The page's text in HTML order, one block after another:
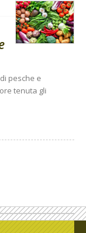
pesche e
tenuta gli